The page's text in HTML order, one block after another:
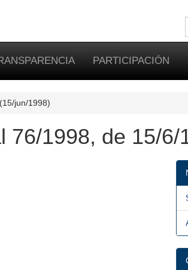
PARTICIPACIÓN
jun/1998)
76/1998, de 15/6/